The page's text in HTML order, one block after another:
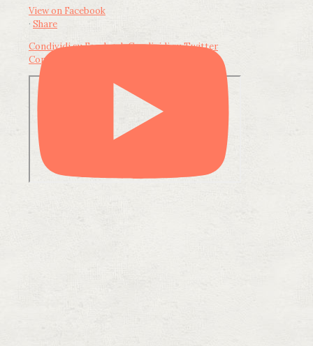
View on Facebook
· Share
Condividi su FacebookCondividi su Twitter
Condividi su LinkedIn